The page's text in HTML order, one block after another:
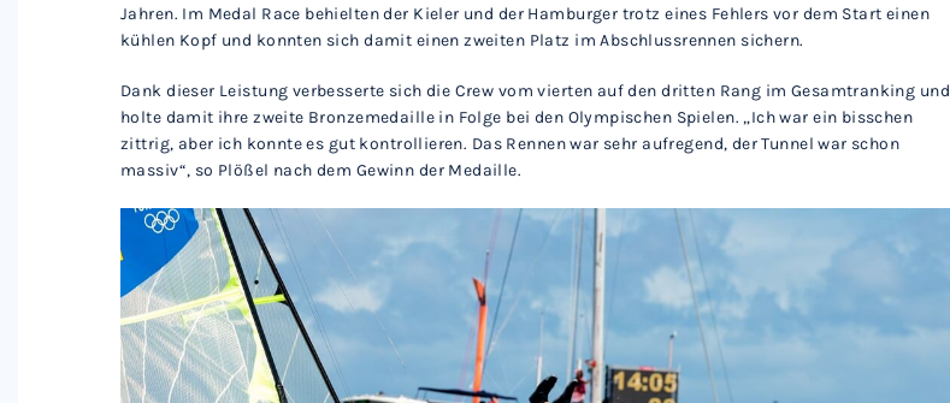
Jahren. Im Medal Race behielten der Kieler und der Hamburger trotz eines Fehlers vor dem Start einen
kühlen Kopf und konnten sich damit einen zweiten Platz im Abschlussrennen sichern.
Dank dieser Leistung verbesserte sich die Crew vom vierten auf den dritten Rang im Gesamtranking und
holte damit ihre zweite Bronzemedaille in Folge bei den Olympischen Spielen. „Ich war ein bisschen
zittrig, aber ich konnte es gut kontrollieren. Das Rennen war sehr aufregend, der Tunnel war schon
massiv“, so Plößel nach dem Gewinn der Medaille.